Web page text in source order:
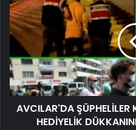
AVCILAR'DA ŞÜPHELİLER
HEDİYELİK